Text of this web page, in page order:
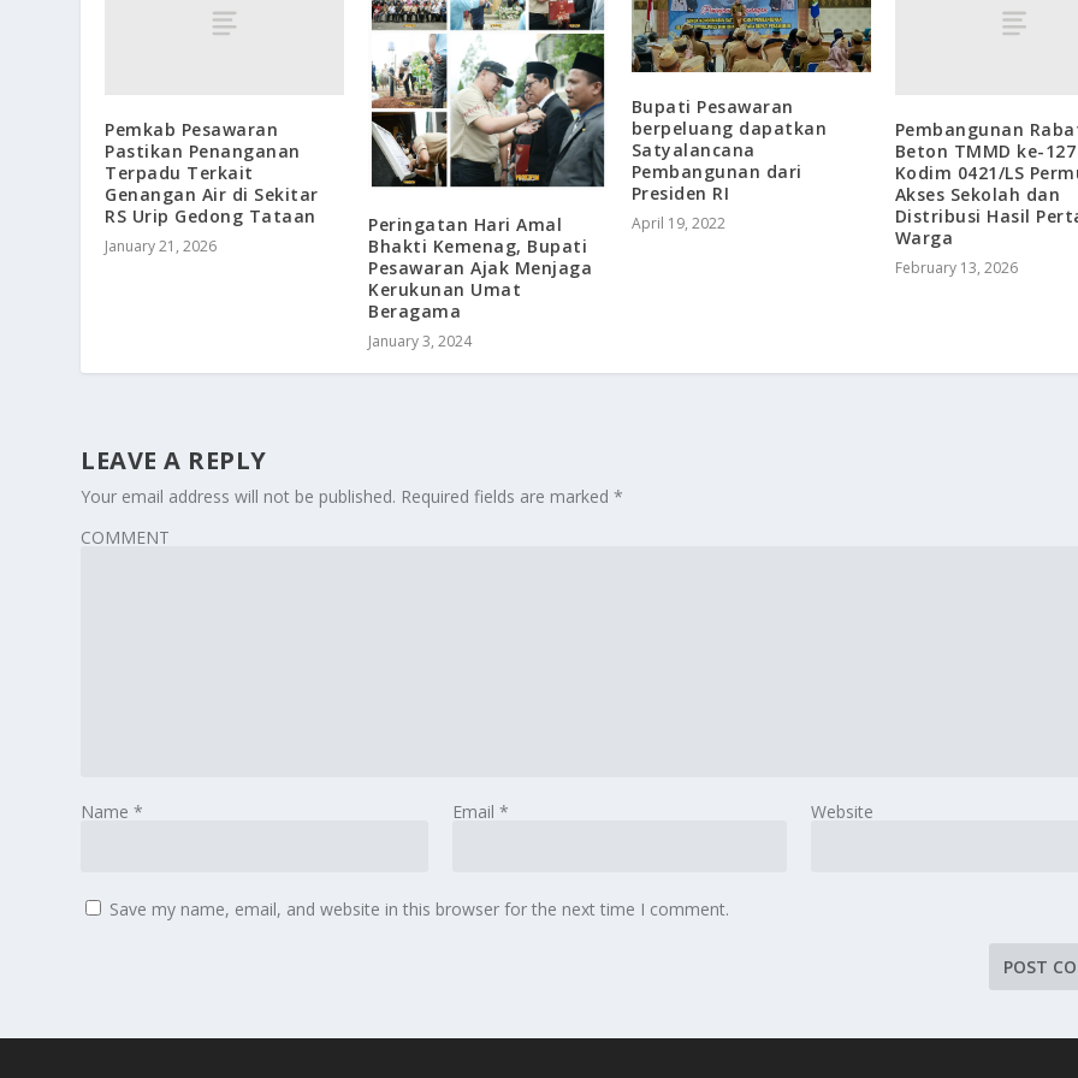
Pemkab Pesawaran
Pastikan Penanganan
Terpadu Terkait
Genangan Air di Sekitar
RS Urip Gedong Tataan
January 21, 2026
Peringatan Hari Amal
Bhakti Kemenag, Bupati
Pesawaran Ajak Menjaga
Kerukunan Umat
Beragama
January 3, 2024
Bupati Pesawaran
berpeluang dapatkan
Satyalancana
Pembangunan dari
Presiden RI
April 19, 2022
Pembangunan
Beton TMMD ke-127
Kodim 0421/LS
Akses Sekolah dan
Distribusi Hasil
Warga
February 13, 2026
LEAVE A REPLY
Your email address will not be published. Required fields are marked*
COMMENT
Name* Email * Website
Save my name, email, and website in this browser for the next time I comment.